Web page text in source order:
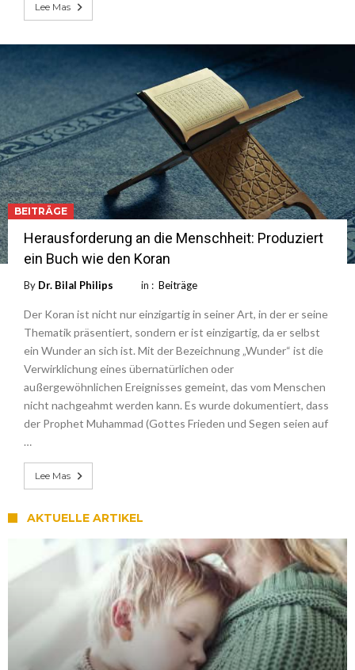
Lee Mas
BEITRÄGE
Herausforderung an die Menschheit: Produziert
ein Buch wie den Koran
By Dr. Bilal Philips in : Beiträge
Der Koran ist nicht nur einzigartig in seiner Art, in der er seine
Thematik präsentiert, sondern er ist einzigartig, da er selbst
ein Wunder an sich ist. Mit der Bezeichnung „Wunder“ ist die
Verwirklichung eines übernatürlichen oder
außergewöhnlichen Ereignisses gemeint, das vom Menschen
nicht nachgeahmt werden kann. Es wurde dokumentiert, dass
der Prophet Muhammad (Gottes Frieden und Segen seien auf
…
Lee Mas
AKTUELLE ARTIKEL